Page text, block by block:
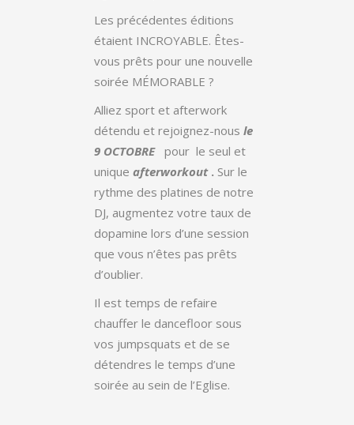
Les précédentes éditions
étaient INCROYABLE. Êtes-
vous prêts pour une nouvelle
soirée MÉMORABLE ?
Alliez sport et afterwork
détendu et rejoignez-nous le
9 OCTOBRE pour le seul et
unique afterworkout . Sur le
rythme des platines de notre
DJ, augmentez votre taux de
dopamine lors d’une session
que vous n’êtes pas prêts
d’oublier.
Il est temps de refaire
chauffer le dancefloor sous
vos jumpsquats et de se
détendres le temps d’une
soirée au sein de l’Eglise.